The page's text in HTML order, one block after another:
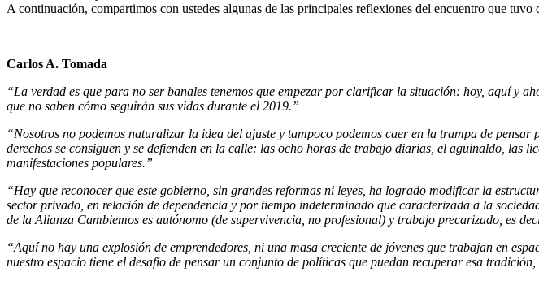
A continuación, compartimos con ustedes algunas de las principales reflexiones del encuentro que tuvo
Carlos A. Tomada
“La verdad es que para no ser banales tenemos que empezar por clarificar la situación: hoy, aquí y
que no saben cómo seguirán sus vidas durante el 2019.”
“Nosotros no podemos naturalizar la idea del ajuste y tampoco podemos caer en la trampa de
derechos se consiguen y se defienden en la calle: las ocho horas de trabajo diarias, el aguinaldo, las
manifestaciones populares.”
“Hay que reconocer que este gobierno, sin grandes reformas ni leyes, ha logrado modificar la
sector privado, en relación de dependencia y por tiempo indeterminado que caracterizada a la
de la Alianza Cambiemos es autónomo (de supervivencia, no profesional) y trabajo precarizado, es
“Aquí no hay una explosión de emprendedores, ni una masa creciente de jóvenes que trabajan en
nuestro espacio tiene el desafío de pensar un conjunto de políticas que puedan recuperar esa